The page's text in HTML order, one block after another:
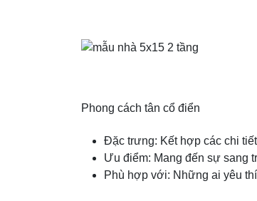
Phong cách tân cổ điển
Đặc trưng: Kết hợp các chi
Ưu điểm: Mang đến sự sang
Phù hợp với: Những ai yêu